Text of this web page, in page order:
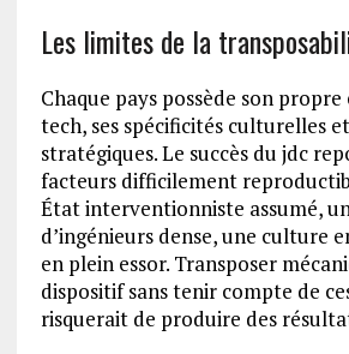
Les limites de la
Chaque pays possède son propre
tech, ses spécificités culturelles
stratégiques. Le succès du jdc
facteurs difficilement
État interventionniste assumé,
d’ingénieurs dense, une culture
en plein essor. Transposer
dispositif sans tenir compte de
risquerait de produire des